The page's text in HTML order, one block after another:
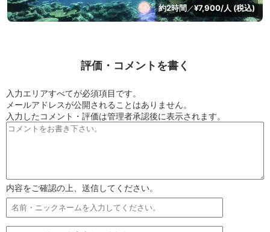
約2時間／¥7,900/人 (税込)
評価・コメントを書く
入力エリアすべてが必須項目です。
メールアドレスが公開されることはありません。
入力したコメント・評価は管理者承認後に表示されます。
内容をご確認の上、送信してください。